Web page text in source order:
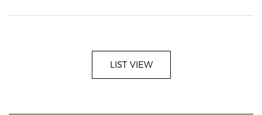
LIST VIEW